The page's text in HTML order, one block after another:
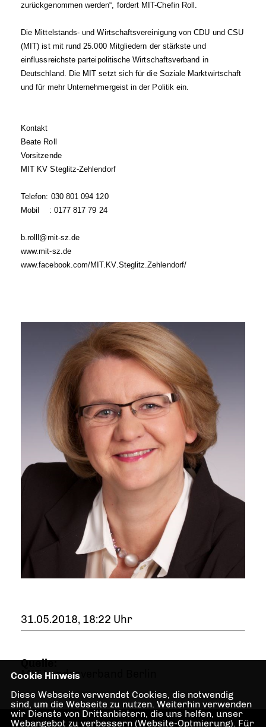
zurückgenommen werden“, fordert MIT-Chefin Roll.
Die Mittelstands- und Wirtschaftsvereinigung von CDU und CSU
(MIT) ist mit rund 25.000 Mitgliedern der stärkste und
einflussreichste parteipolitische Wirtschaftsverband in
Deutschland. Die MIT setzt sich für die Soziale Marktwirtschaft
und für mehr Unternehmergeist in der Politik ein.
Kontakt
Beate Roll
Vorsitzende
MIT KV Steglitz-Zehlendorf
Telefon: 030 801 094 120
Mobil : 0177 817 79 24
b.rolll@mit-sz.de
www.mit-sz.de
www.facebook.com/MIT.KV.Steglitz.Zehlendorf/
31.05.2018, 18:22 Uhr
Quelle:
MIT Landesverband Berlin
Cookie Hinweis
Diese Webseite verwendet Cookies, die notwendig
sind, um die Webseite zu nutzen. Weiterhin verwenden
wir Dienste von Drittanbietern, die uns helfen, unser
Webangebot zu verbessern (Website-Optmierung). Für